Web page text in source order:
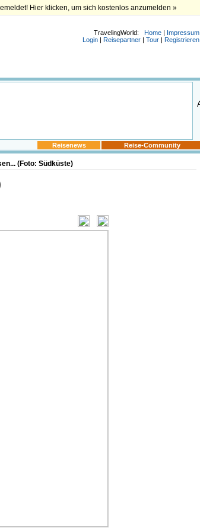
Hier klicken, um sich kostenlos anzumelden »
TravelingWorld: Home | Impressum
Login | Reisepartner | Tour | Registrieren
Reisenews Reise-Community
(Foto: Südküste)